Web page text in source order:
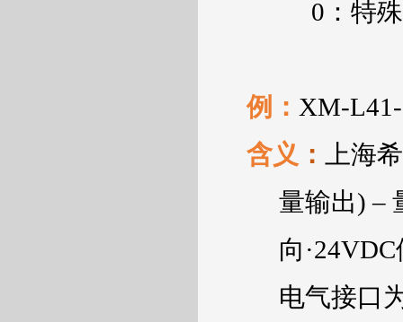
0 ：特
例： XM-L41-
含义 ：
上海
量输出) –
向·24VDC
电气接口